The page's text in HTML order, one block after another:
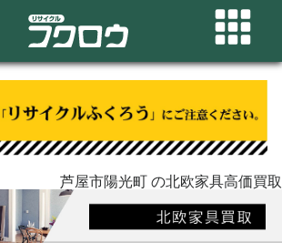
芦屋市陽光町 の北欧家具高価買取